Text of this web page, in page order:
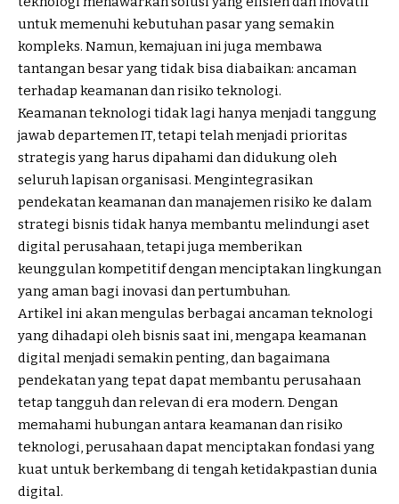
untuk memenuhi kebutuhan pasar yang semakin
kompleks. Namun, kemajuan ini juga membawa
tantangan besar yang tidak bisa diabaikan: ancaman
terhadap keamanan dan risiko teknologi.
Keamananteknologi tidak lagi hanya menjadi tanggung
jawab departemen IT, tetapi telah menjadi prioritas
strategis yang harus dipahami dan didukung oleh
seluruh lapisan organisasi. Mengintegrasikan
pendekatan keamanan dan manajemen risiko ke dalam
strategi bisnis tidak hanya membantu melindungi aset
digital perusahaan, tetapi juga memberikan
keunggulan kompetitif dengan menciptakan lingkungan
yang aman bagi inovasi dan pertumbuhan.
Artikel ini akan mengulas berbagai ancaman teknologi
yang dihadapi oleh bisnis saat ini, mengapa keamanan
digital menjadi semakin penting, dan bagaimana
pendekatan yang tepat dapat membantu perusahaan
tetap tangguh dan relevan di era modern. Dengan
memahami hubungan antara keamanan dan risiko
teknologi, perusahaan dapat menciptakan fondasi yang
kuat untuk berkembang di tengah ketidakpastian dunia
digital.